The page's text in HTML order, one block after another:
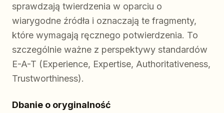
sprawdzają twierdzenia w oparciu o
wiarygodne źródła i oznaczają te fragmenty,
które wymagają ręcznego potwierdzenia. To
szczególnie ważne z perspektywy standardów
E-A-T (Experience, Expertise, Authoritativeness,
Trustworthiness).
Dbanie o oryginalność